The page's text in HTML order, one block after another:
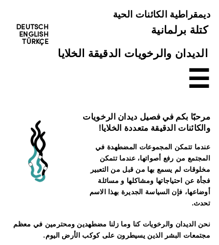
ديمقراطية الكائنات الحية
كتلة برلمانية
الديدان والرخويات الدقيقة الخلايا
☰
DEUTSCH
ENGLISH
TÜRKÇE
مرحبًا بكم في فصيل ديدان الرخويات
والكائنات الدقيقة متعددة الخلايا!
عندما تتمكن المجموعات المضطهدة في
المجتمع من رفع أصواتها، عندما تتمكن
مخلوقات لم يسمع بها من قبل من التعبير
فجأة عن احتياجاتها ومشاكلها و مسائلة
أوضاعها، فإن السياسة الجديرة بهذا الاسم
تحدث.
نحن الديدان والرخويات كنا وما زلنا مضطهدين ومحترمين في معظم
مجتمعات البشر الذين يسيطرون على كوكب الأرض اليوم.